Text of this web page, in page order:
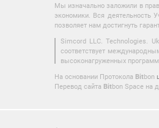
Мы изначально заложили в
экономики. Вся деятельность
позволяет нам достигнуть
Simcord LLC. Technologies.
соответствует
высоконагруженных
На основании Протокола Bitbon
Перевод сайта Bitbon Space на